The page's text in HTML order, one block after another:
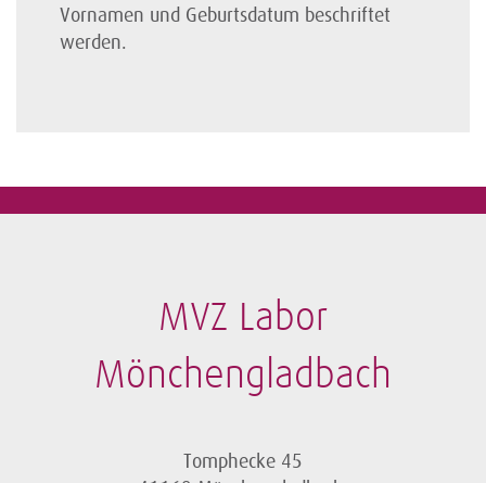
Vornamen und Geburtsdatum beschriftet
werden.
MVZ Labor
Mönchengladbach
Tomphecke 45